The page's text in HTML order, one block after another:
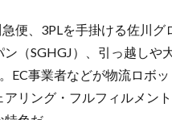
便、3PLを手掛ける佐川
ン（SGHGJ）、引っ越し
EC事業者などが物流ロボ
リング・フルフィルメン